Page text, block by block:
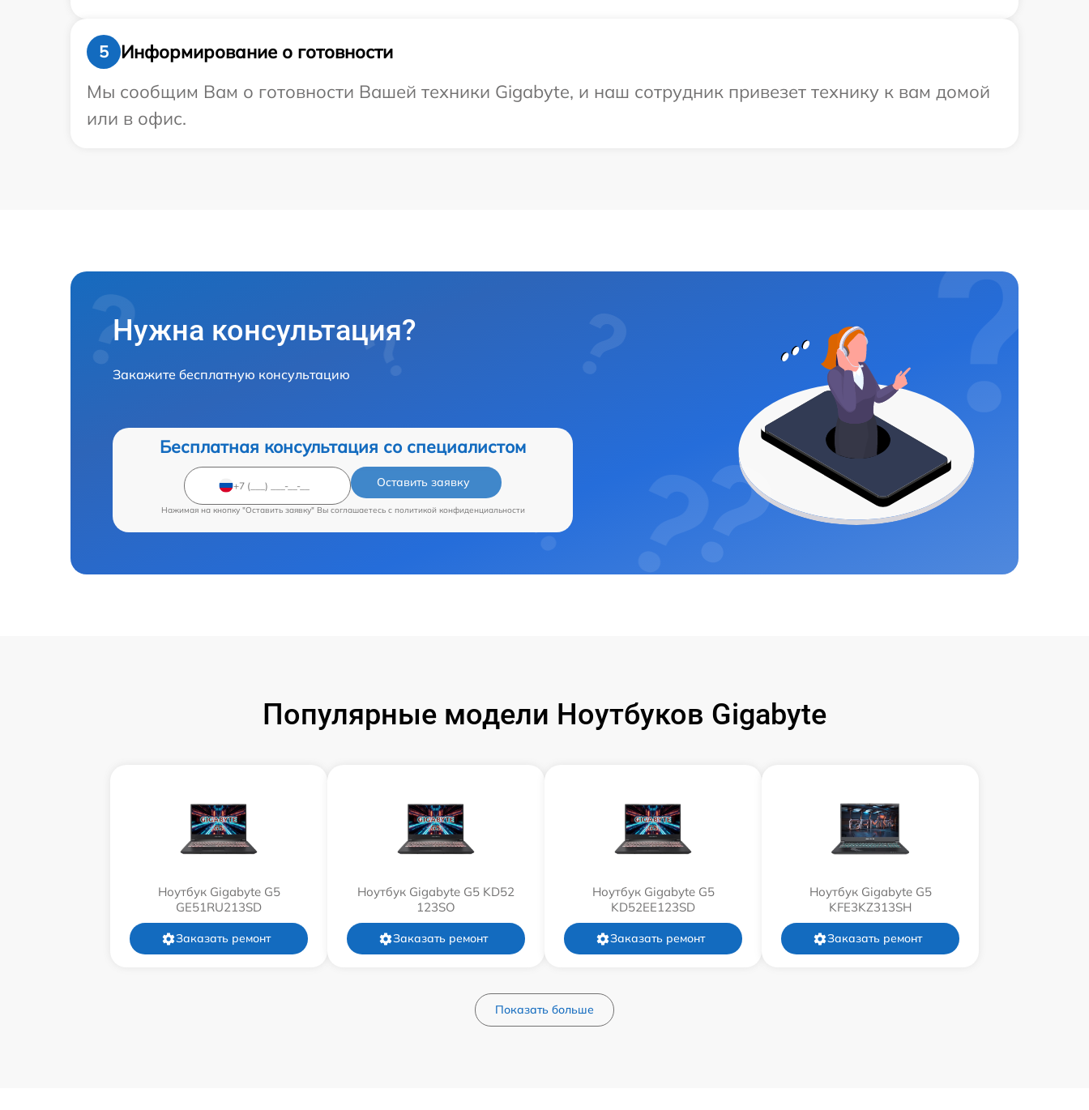
5
Информирование о готовности
Мы сообщим Вам о готовности Вашей техники Gigabyte, и наш сотрудник привезет технику к вам домой
или в офис.
Нужна консультация?
Закажите бесплатную консультацию
Бесплатная консультация со специалистом
Оставить заявку
Нажимая на кнопку "Оставить заявку" Вы соглашаетесь c политикой конфиденциальности
Популярные модели Ноутбуков Gigabyte
Ноутбук Gigabyte G5
GE51RU213SD
Заказать ремонт
Ноутбук Gigabyte G5 KD52
123SO
Заказать ремонт
Ноутбук Gigabyte G5
KD52EE123SD
Заказать ремонт
Ноутбук Gigabyte G5
KFE3KZ313SH
Заказать ремонт
Показать больше